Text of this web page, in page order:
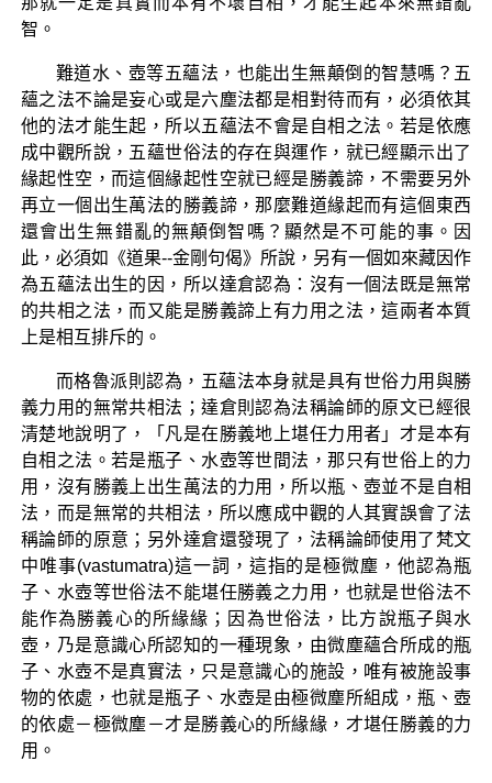
智。
難道水、壺等五蘊法，也能出生無顛倒的智慧嗎？五
蘊之法不論是妄心或是六塵法都是相對待而有，必須依其
他的法才能生起，所以五蘊法不會是自相之法。若是依應
成中觀所說，五蘊世俗法的存在與運作，就已經顯示出了
緣起性空，而這個緣起性空就已經是勝義諦，不需要另外
再立一個出生萬法的勝義諦，那麼難道緣起而有這個東西
還會出生無錯亂的無顛倒智嗎？顯然是不可能的事。因
此，必須如《道果--金剛句偈》所說，另有一個如來藏因作
為五蘊法出生的因，所以達倉認為：沒有一個法既是無常
的共相之法，而又能是勝義諦上有力用之法，這兩者本質
上是相互排斥的。
而格魯派則認為，五蘊法本身就是具有世俗力用與勝
義力用的無常共相法；達倉則認為法稱論師的原文已經很
清楚地說明了，「凡是在勝義地上堪任力用者」才是本有
自相之法。若是瓶子、水壺等世間法，那只有世俗上的力
用，沒有勝義上出生萬法的力用，所以瓶、壺並不是自相
法，而是無常的共相法，所以應成中觀的人其實誤會了法
稱論師的原意；另外達倉還發現了，法稱論師使用了梵文
中唯事(vastumatra)這一詞，這指的是極微塵，他認為瓶
子、水壺等世俗法不能堪任勝義之力用，也就是世俗法不
能作為勝義心的所緣緣；因為世俗法，比方說瓶子與水
壺，乃是意識心所認知的一種現象，由微塵蘊合所成的瓶
子、水壺不是真實法，只是意識心的施設，唯有被施設事
物的依處，也就是瓶子、水壺是由極微塵所組成，瓶、壺
的依處－極微塵－才是勝義心的所緣緣，才堪任勝義的力
用。